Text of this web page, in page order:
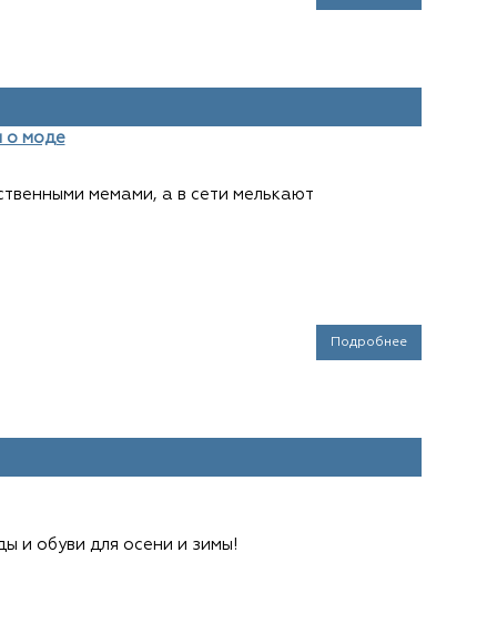
о моде
мемами, а в сети мелькают
Подробнее
и обуви для осени и зимы!